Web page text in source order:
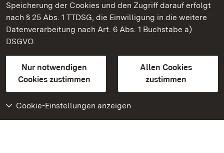
Speicherung der Cookies und den Zugriff darauf erfolgt
nach § 25 Abs. 1 TTDSG, die Einwilligung in die weitere
Datenverarbeitung nach Art. 6 Abs. 1 Buchstabe a)
DSGVO.
Nur notwendigen
Cookies zustimmen
Allen Cookies
zustimmen
Cookie-Einstellungen anzeigen
Staatliche Schlösser und Gärten Baden-Württemberg
Kontakt
GebärdenspracheLeichte Sprache
Erklärung zur Barrierefreiheit
BITV-konform (geprüfte Seiten)
Weiteres